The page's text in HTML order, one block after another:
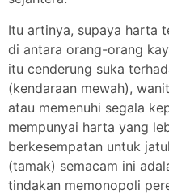
Itu artinya, supaya harta
di antara orang-orang
itu cenderung suka
(kendaraan mewah),
atau memenuhi segala
mempunyai harta yang
berkesempatan untuk
(tamak) semacam ini
tindakan memonopoli